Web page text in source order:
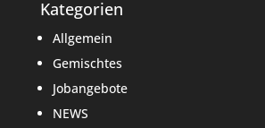
Kategorien
Allgemein
Gemischtes
Jobangebote
NEWS